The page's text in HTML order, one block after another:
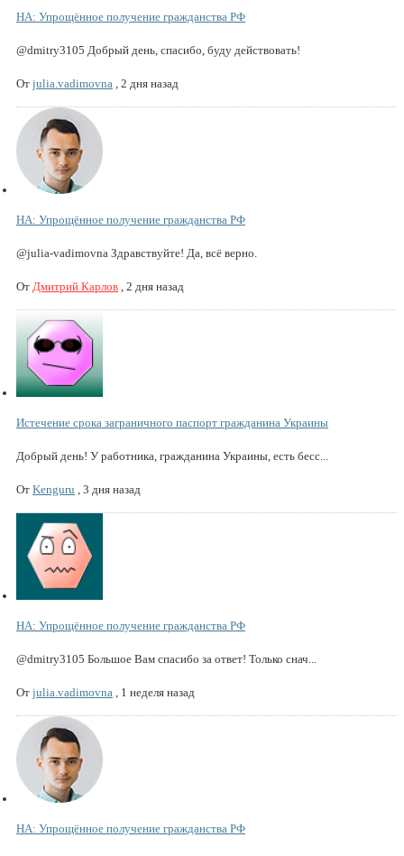
НА: Упрощённое получение гражданства РФ
@dmitry3105 Добрый день, спасибо, буду действовать!
От julia.vadimovna 2 дня назад
НА: Упрощённое получение гражданства РФ
@julia-vadimovna Здравствуйте! Да, всё верно.
От Дмитрий Карлов 2 дня назад
Истечение срока заграничного паспорт гражданина Украины
Добрый день! У работника, гражданина Украины, есть бесс...
От Kenguru 3 дня назад
НА: Упрощённое получение гражданства РФ
@dmitry3105 Большое Вам спасибо за ответ! Только снач...
От julia.vadimovna 1 неделя назад
НА: Упрощённое получение гражданства РФ